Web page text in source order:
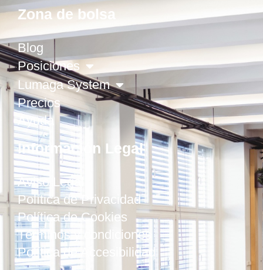
Zona de bolsa
Blog
Posiciones
Lumaga System
Precios
Ayuda
Información Legal
Aviso Legal
Política de Privacidad
Política de Cookies
Términos y condiciones
Política de Accesibilidad